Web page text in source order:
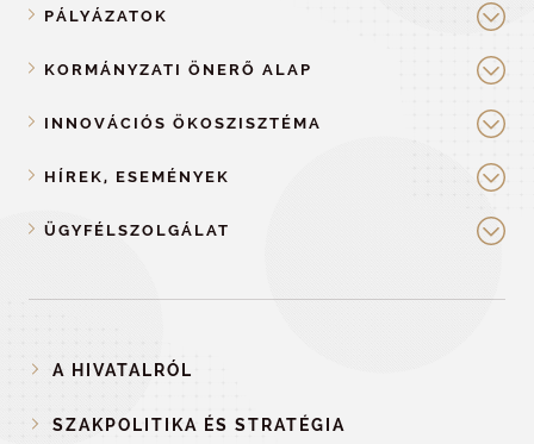
PÁLYÁZATOK
KORMÁNYZATI ÖNERŐ ALAP
INNOVÁCIÓS ÖKOSZISZTÉMA
HÍREK, ESEMÉNYEK
ÜGYFÉLSZOLGÁLAT
A HIVATALRÓL
SZAKPOLITIKA ÉS STRATÉGIA